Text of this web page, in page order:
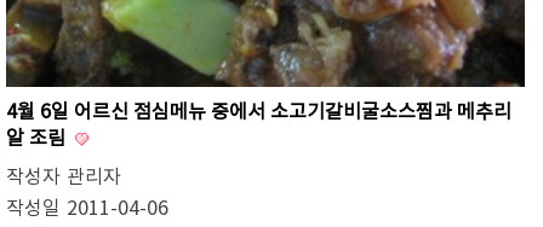
4월 6일 어르신 점심메뉴 중에서 소고기갈비굴소스찜과 메추리
알 조림
작성자 관리자
작성일 2011-04-06